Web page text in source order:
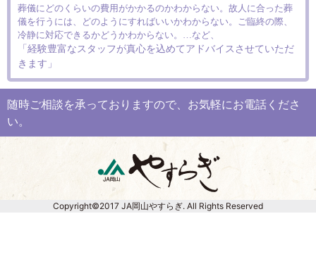
葬儀にどのくらいの費用がかかるのかわからない。故人に合った葬
儀を行うには、どのようにすればいいかわからない。ご臨終の際、
冷静に対応できるかどうかわからない。…など、
「経験豊富なスタッフが真心を込めてアドバイスさせていただ
きます」
随時ご相談を承っておりますので、お気軽にお電話くださ
い。
Copyright©2017 JA岡山やすらぎ. All Rights Reserved